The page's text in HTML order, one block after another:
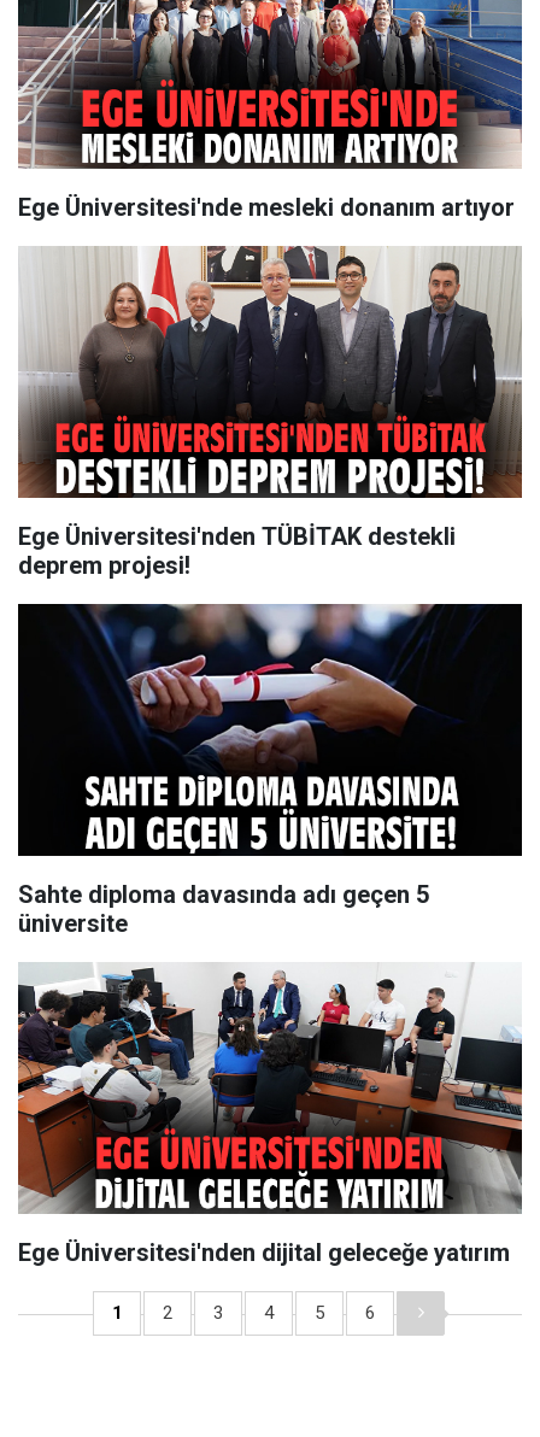
Ege Üniversitesi'nde mesleki donanım artıyor
Ege Üniversitesi'nden TÜBİTAK destekli
deprem projesi!
Sahte diploma davasında adı geçen 5
üniversite
Ege Üniversitesi'nden dijital geleceğe yatırım
1 2 3 4 5 6